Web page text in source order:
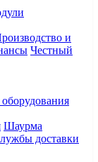
и
Честный
Шаурма
доставки